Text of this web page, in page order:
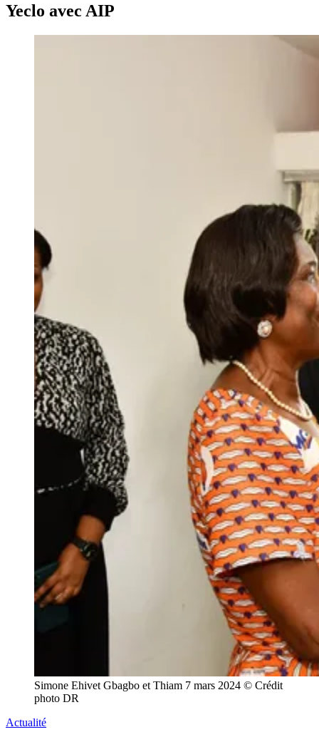
Yeclo avec AIP
Simone Ehivet Gbagbo et Thiam 7 mars 2024 © Crédit
photo DR
Actualité